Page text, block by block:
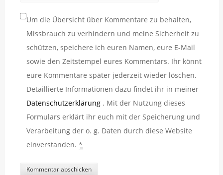
Um die Übersicht über Kommentare zu behalten,
Missbrauch zu verhindern und meine Sicherheit zu
schützen, speichere ich euren Namen, eure E-Mail
sowie den Zeitstempel eures Kommentars. Ihr könnt
eure Kommentare später jederzeit wieder löschen.
Detaillierte Informationen dazu findet ihr in meiner
Datenschutzerklärung . Mit der Nutzung dieses
Formulars erklärt ihr euch mit der Speicherung und
Verarbeitung der o. g. Daten durch diese Website
einverstanden. *